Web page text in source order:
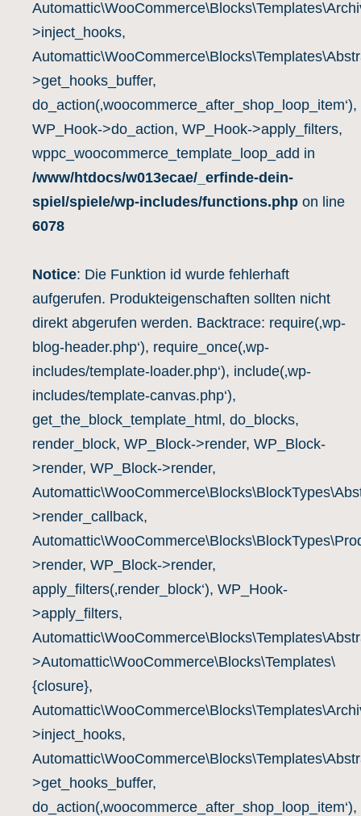
>inject_hooks,
>get_hooks_buffer,
do_action(‚woocommerce_after_shop_loop_item‘),
WP_Hook->do_action, WP_Hook->apply_filters,
wppc_woocommerce_template_loop_add in
/www/htdocs/w013ecae/_erfinde-dein-
spiel/spiele/wp-includes/functions.php on line
6078
Notice: Die Funktion id wurde fehlerhaft
aufgerufen. Produkteigenschaften sollten nicht
direkt abgerufen werden. Backtrace: require(‚wp-
blog-header.php‘), require_once(‚wp-
includes/template-loader.php‘), include(‚wp-
includes/template-canvas.php‘),
get_the_block_template_html, do_blocks,
render_block, WP_Block->render, WP_Block-
>render, WP_Block->render,
>render_callback,
>render, WP_Block->render,
apply_filters(‚render_block‘), WP_Hook-
>apply_filters,
>Automattic\WooCommerce\Blocks\Templates\
{closure},
>inject_hooks,
>get_hooks_buffer,
do_action(‚woocommerce_after_shop_loop_item‘),